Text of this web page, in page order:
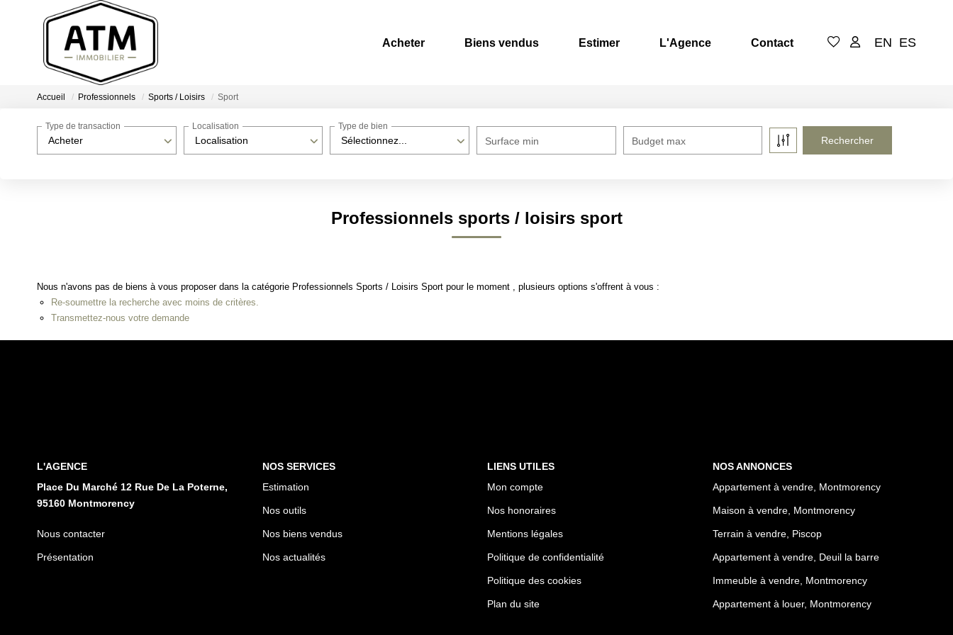
Acheter Biens vendus Estimer L'Agence Contact EN ES
Accueil Professionnels Sports / Loisirs Sport
Acheter
Type de transaction
Localisation
Localisation
Sélectionnez...
Type de bien
Surface min Budget max
Professionnels sports / loisirs sport
Nous n'avons pas de biens à vous proposer dans la catégorie Professionnels Sports / Loisirs Sport pour le moment , plusieurs options s'offrent à vous :
Re-soumettre la recherche avec moins de critères.
Transmettez-nous votre demande
L'AGENCE
Place Du Marché 12 Rue De La Poterne,
95160 Montmorency
Nous contacter
Présentation
NOS SERVICES
Estimation
Nos outils
Nos biens vendus
Nos actualités
LIENS UTILES
Mon compte
Nos honoraires
Mentions légales
Politique de confidentialité
Politique des cookies
Plan du site
NOS ANNONCES
Appartement à vendre, Montmorency
Maison à vendre, Montmorency
Terrain à vendre, Piscop
Appartement à vendre, Deuil la barre
Immeuble à vendre, Montmorency
Appartement à louer, Montmorency